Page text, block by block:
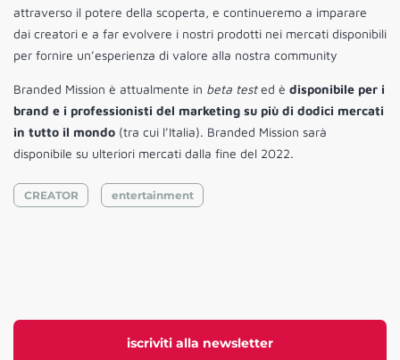
iscriviti alla newsletter
attraverso il potere della scoperta, e continueremo a imparare
dai creatori e a far evolvere i nostri prodotti nei mercati disponibili
per fornire un’esperienza di valore alla nostra community
Branded Mission è attualmente in beta tested è disponibile per i
brand e i professionisti del marketing su più di dodici mercati
in tutto il mondo (tra cui l’Italia). Branded Mission sarà
disponibile su ulteriori mercati dalla fine del 2022.
CREATOR entertainment